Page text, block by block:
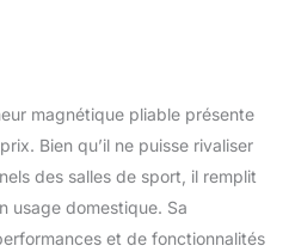
développer votre tonus.
Maintenant amélioré
avec un design incliné de
6,5 %, il simule une
magnétique pliable présente
Bien qu’il ne puisse rivaliser
des salles de sport, il remplit
usage domestique. Sa
et de fonctionnalités